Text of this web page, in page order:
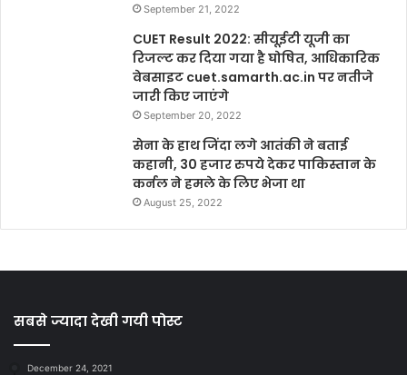
September 21, 2022
CUET Result 2022: सीयूईटी यूजी का
रिजल्ट कर दिया गया है घोषित, आधिकारिक
वेबसाइट cuet.samarth.ac.in पर नतीजे
जारी किए जाएंगे
September 20, 2022
सेना के हाथ जिंदा लगे आतंकी ने बताई
कहानी, 30 हजार रुपये देकर पाकिस्तान के
कर्नल ने हमले के लिए भेजा था
August 25, 2022
सबसे ज्यादा देखी गयी पोस्ट
December 24, 2021